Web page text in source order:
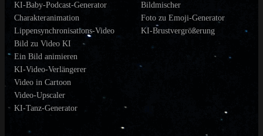
KI-Baby-Podcast-Generator
Charakteranimation
Lippensynchronisations-Video
Bild zu Video KI
Ein Bild animieren
KI-Video-Verlängerer
Video in Cartoon
Video-Upscaler
KI-Tanz-Generator
Bildmischer
Foto zu Emoji-Generator
KI-Brustvergrößerung